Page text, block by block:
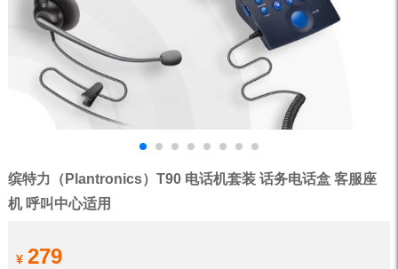
缤特力（Plantronics）T90 电话机套装 话务电话盒 客服座
机 呼叫中心适用
¥ 279